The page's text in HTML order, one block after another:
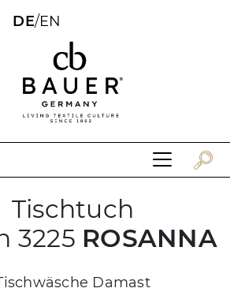
DE/EN
Tischtuch
3225 ROSANNA
Damast